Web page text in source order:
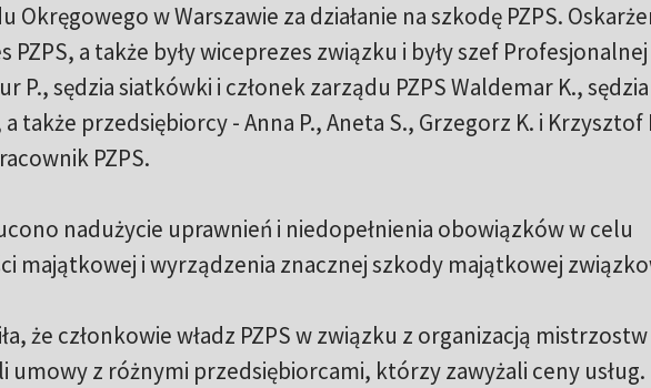
Okręgowego w Warszawie za działanie na szkodę PZPS.
PZPS, a także były wiceprezes związku i były szef
P., sędzia siatkówki i członek zarządu PZPS Waldemar K., sędzia
a także przedsiębiorcy - Anna P., Aneta S., Grzegorz K. i Krzysztof
PZPS.
nadużycie uprawnień i niedopełnienia obowiązków w celu
majątkowej i wyrządzenia znacznej szkody majątkowej
że członkowie władz PZPS w związku z organizacją
umowy z różnymi przedsiębiorcami, którzy zawyżali ceny usług.